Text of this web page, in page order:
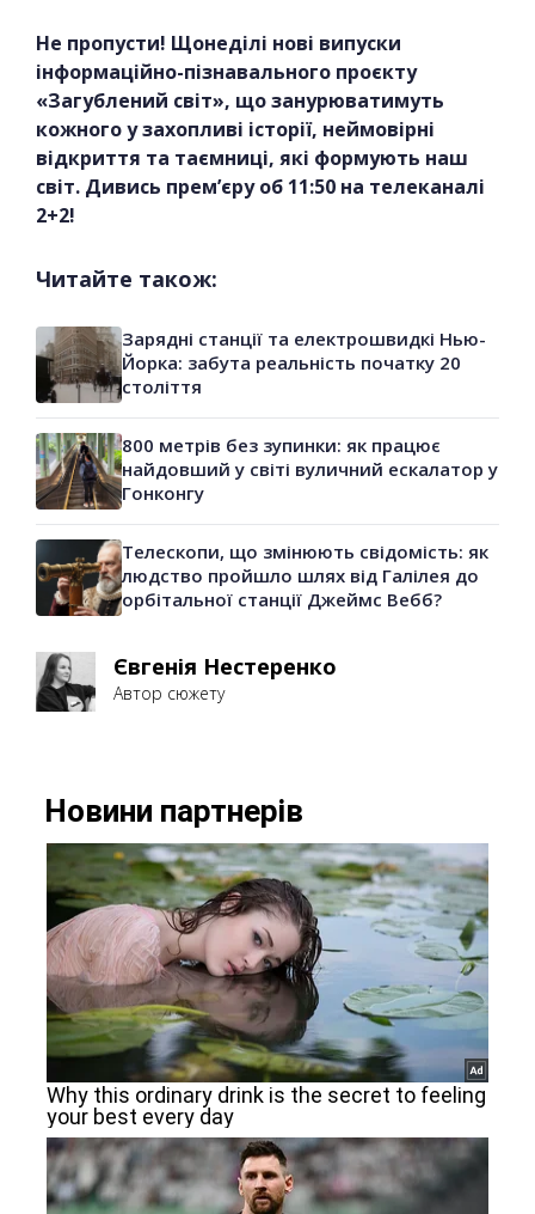
Не пропусти! Щонеділі нові випуски
інформаційно-пізнавального проєкту
«Загублений світ», що занурюватимуть
кожного у захопливі історії, неймовірні
відкриття та таємниці, які формують наш
світ. Дивись прем’єру об 11:50 на телеканалі
2+2!
Читайте також:
Зарядні станції та електрошвидкі Нью-
Йорка: забута реальність початку 20
століття
800 метрів без зупинки: як працює
найдовший у світі вуличний ескалатор у
Гонконгу
Телескопи, що змінюють свідомість: як
людство пройшло шлях від Галілея до
орбітальної станції Джеймс Вебб?
Євгенія Нестеренко
Автор сюжету